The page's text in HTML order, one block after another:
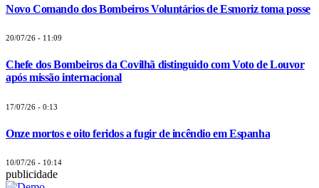
Novo Comando dos Bombeiros Voluntários de Esmoriz toma posse
20/07/26 - 11:09
Chefe dos Bombeiros da Covilhã distinguido com Voto de Louvor
após missão internacional
17/07/26 - 0:13
Onze mortos e oito feridos a fugir de incêndio em Espanha
10/07/26 - 10:14
publicidade